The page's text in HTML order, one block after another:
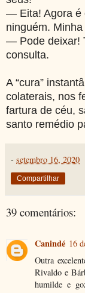
— Eita! Agora é
ninguém.
— Pode deixar!
consulta.
A “cura”
colaterais, nos
fartura de céu,
santo remédio
- setembro 16, 2020
Compartilhar
39 comentários:
Canindé 16
Outra
Rivaldo e
humilde e